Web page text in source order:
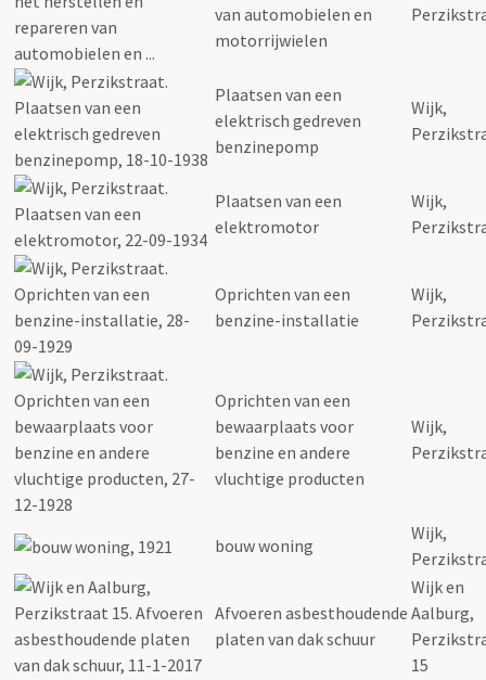
van automobielen en
motorrijwielen
Plaatsen van een
elektrisch gedreven
benzinepomp
Wijk,
Plaatsen van een
elektromotor
Wijk,
Oprichten van een
benzine-installatie
Wijk,
Oprichten van een
bewaarplaats voor
benzine en andere
vluchtige producten
Wijk,
bouw woning
Wijk,
Afvoeren asbesthoudende
platen van dak schuur
Wijk en
Aalburg,
15